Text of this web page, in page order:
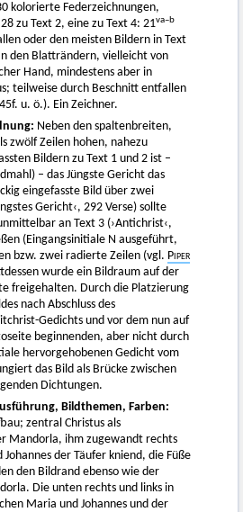
kolorierte Federzeichnungen,
zu Text 2, eine zu Text 4: 21va–b
oder den meisten Bildern in Text
den Blatträndern, vielleicht von
Hand, mindestens aber in
teilweise durch Beschnitt entfallen
u. ö.). Ein Zeichner.
Neben den spaltenbreiten,
zwölf Zeilen hohen, nahezu
Bildern zu Text 1 und 2 ist –
– das Jüngste Gericht das
eingefasste Bild über zwei
Gericht‹, 292 Verse) sollte
an Text 3 (›Antichrist‹,
(Eingangsinitiale N ausgeführt,
bzw. zwei radierte Zeilen (vgl. Piper
wurde ein Bildraum auf der
freigehalten. Durch die Platzierung
nach Abschluss des
Gedichts und vor dem nun auf
beginnenden, aber nicht durch
hervorgehobenen Gedicht vom
das Bild als Brücke zwischen
Dichtungen.
Bildthemen, Farben:
zentral Christus als
Mandorla, ihm zugewandt rechts
der Täufer kniend, die Füße
den Bildrand ebenso wie der
Die unten rechts und links in
Maria und Johannes und der